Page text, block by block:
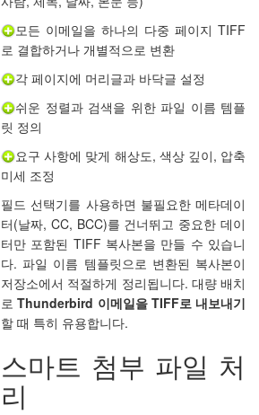
모든 이메일을 하나의 다중 페이지 TIFF
로 결합하거나 개별적으로 변환
각 페이지에 머리글과 바닥글 설정
쉬운 정렬과 검색을 위한 파일 이름 템플
릿 정의
요구 사항에 맞게 해상도, 색상 깊이, 압축
미세 조정
필드 선택기를 사용하면 불필요한 메타데이
터(날짜, CC, BCC)를 건너뛰고 중요한 데이
터만 포함된 TIFF 복사본을 만들 수 있습니
다. 파일 이름 템플릿으로 변환된 복사본이
저장소에서 적절하게 정리됩니다. 대량 배치
로Thunderbird 이메일을 TIFF로 내보내기
할 때 특히 유용합니다.
스마트 첨부 파일 처
리